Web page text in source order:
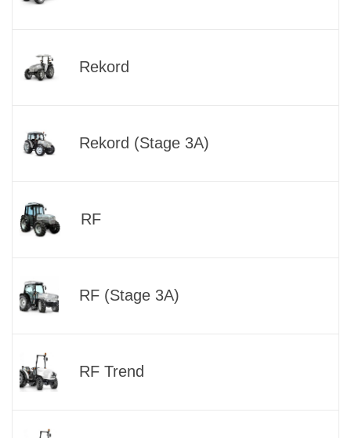
Rekord
Rekord (Stage 3A)
RF
RF (Stage 3A)
RF Trend